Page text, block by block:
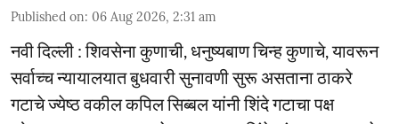
Published on: 06 Aug 2026, 2:31 am
नवी दिल्ली : शिवसेना कुणाची, धनुष्यबाण चिन्ह कुणाचे, यावरून
सर्वाच्च न्यायालयात बुधवारी सुनावणी सुरू असताना ठाकरे
गटाचे ज्येष्ठ वकील कपिल सिब्बल यांनी शिंदे गटाचा पक्ष